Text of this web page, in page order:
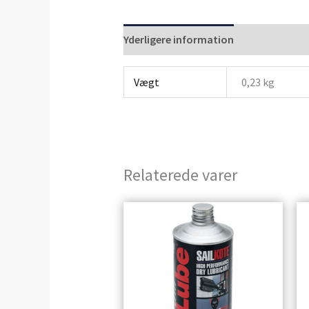
Yderligere information
Vægt 0,23 kg
Relaterede varer